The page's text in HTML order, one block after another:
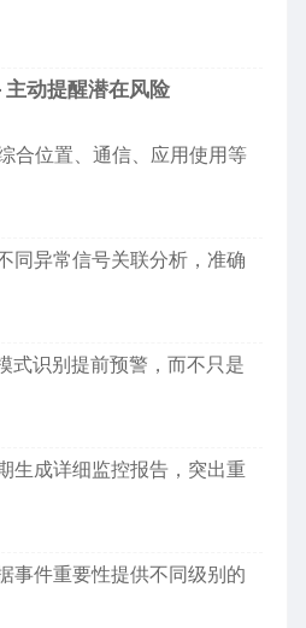
动提醒潜在风险
综合位置、通信、应用使用等
同异常信号关联分析，准确
式识别提前预警，而不只是
生成详细监控报告，突出重
事件重要性提供不同级别的